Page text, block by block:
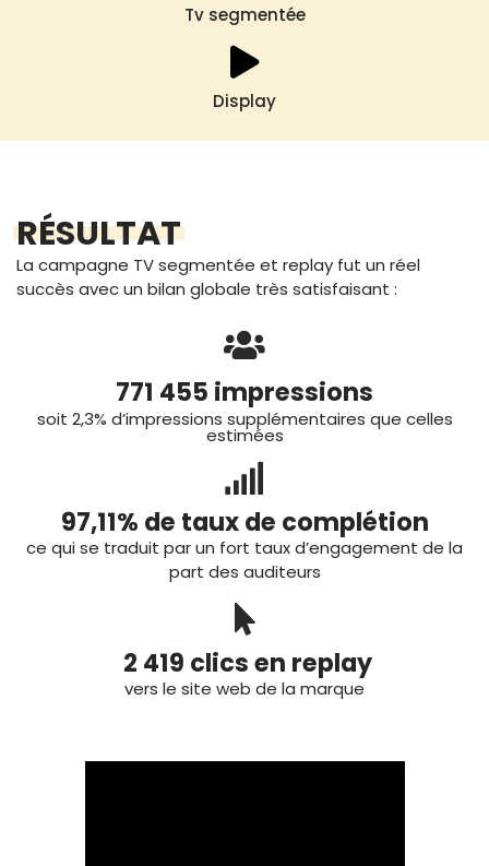
Tv segmentée
Display
RÉSULTAT
La campagne TV segmentée et replay fut un réel
succès avec un bilan globale très satisfaisant :
771 455 impressions
soit 2,3% d’impressions supplémentaires que celles
estimées
97,11% de taux de complétion
ce qui se traduit par un fort taux d’engagement de la
part des auditeurs
2 419 clics en replay
vers le site web de la marque